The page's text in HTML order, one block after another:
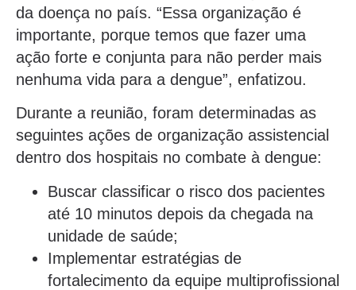
da doença no país. “Essa organização é
importante, porque temos que fazer uma
ação forte e conjunta para não perder mais
nenhuma vida para a dengue”, enfatizou.
Durante a reunião, foram determinadas as
seguintes ações de organização assistencial
dentro dos hospitais no combate à dengue:
Buscar classificar o risco dos pacientes
até 10 minutos depois da chegada na
unidade de saúde;
Implementar estratégias de
fortalecimento da equipe multiprofissional